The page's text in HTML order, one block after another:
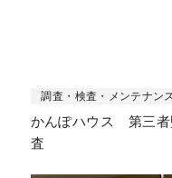
調査・検査・メンテナン
かんぽハウス 第三者
査